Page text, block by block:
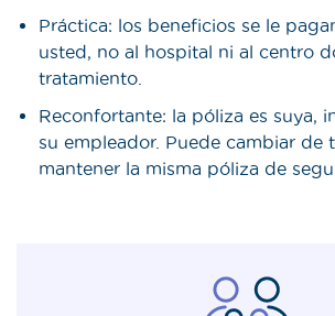
Práctica: los beneficios se le
usted, no al hospital ni al centro
tratamiento.
Reconfortante: la póliza es suya,
su empleador. Puede cambiar de
mantener la misma póliza de